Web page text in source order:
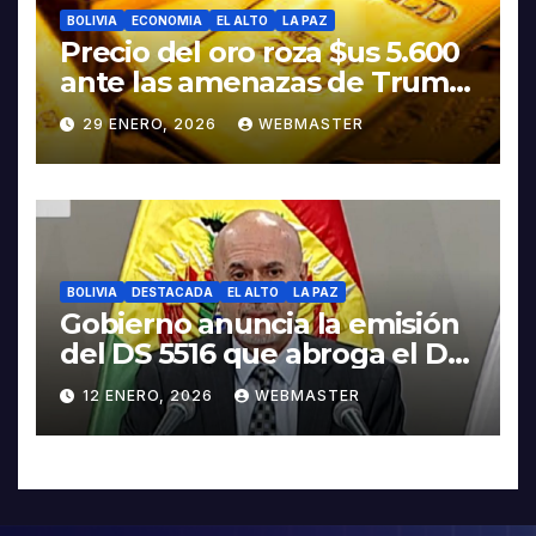
BOLIVIA ECONOMIA EL ALTO LA PAZ
Precio del oro roza $us 5.600
ante las amenazas de Trump
contra Irán
29 ENERO, 2026 WEBMASTER
BOLIVIA DESTACADA EL ALTO LA PAZ
Gobierno anuncia la emisión
del DS 5516 que abroga el DS
5503
12 ENERO, 2026 WEBMASTER